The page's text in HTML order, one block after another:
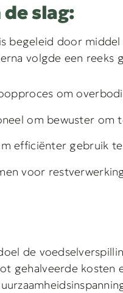
de slag:
begeleid door
volgde een reeks
om
om bewuster om
efficiënter gebruik
voor
de
gehalveerde kosten